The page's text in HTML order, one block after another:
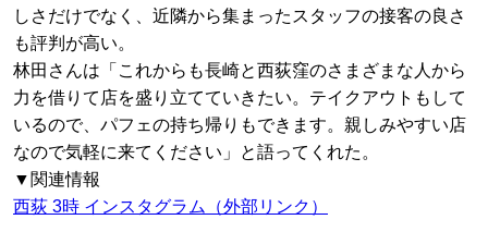
しさだけでなく、近隣から集まったスタッフの接客の良さ
も評判が高い。
林田さんは「これからも長崎と西荻窪のさまざまな人から
力を借りて店を盛り立てていきたい。テイクアウトもして
いるので、パフェの持ち帰りもできます。親しみやすい店
なので気軽に来てください」と語ってくれた。
▼関連情報
西荻 3時 インスタグラム（外部リンク）